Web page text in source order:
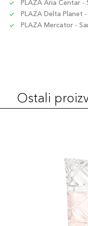
PLAZA Aria Centar -
PLAZA Delta Planet
PLAZA Mercator -
Ostali